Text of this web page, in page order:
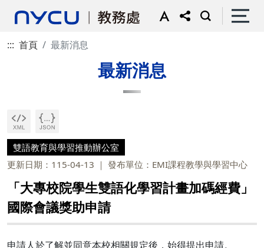
::: 首頁 最新消息
最新消息
雙語教育與學習推動辦公室
更新日期：115-04-13
發布單位：EMI課程教學與學習中心
「大專校院學生雙語化學習計畫加碼經費」
國際會議獎助申請
申請人於了解並同意本校相關規定後，始得提出申請。